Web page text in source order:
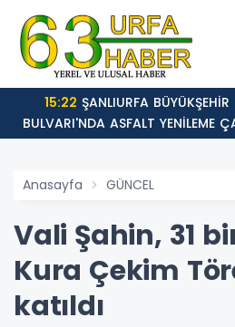
15:22
BULVARI'NDA ASFALT YENİLEME
Anasayfa GÜNCEL
Vali Şahin, 31
Kura Çekim
katıldı